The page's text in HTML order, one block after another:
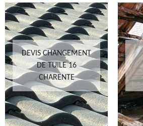
DEVIS CHANGEMENT
DE TUILE 16
CHARENTE